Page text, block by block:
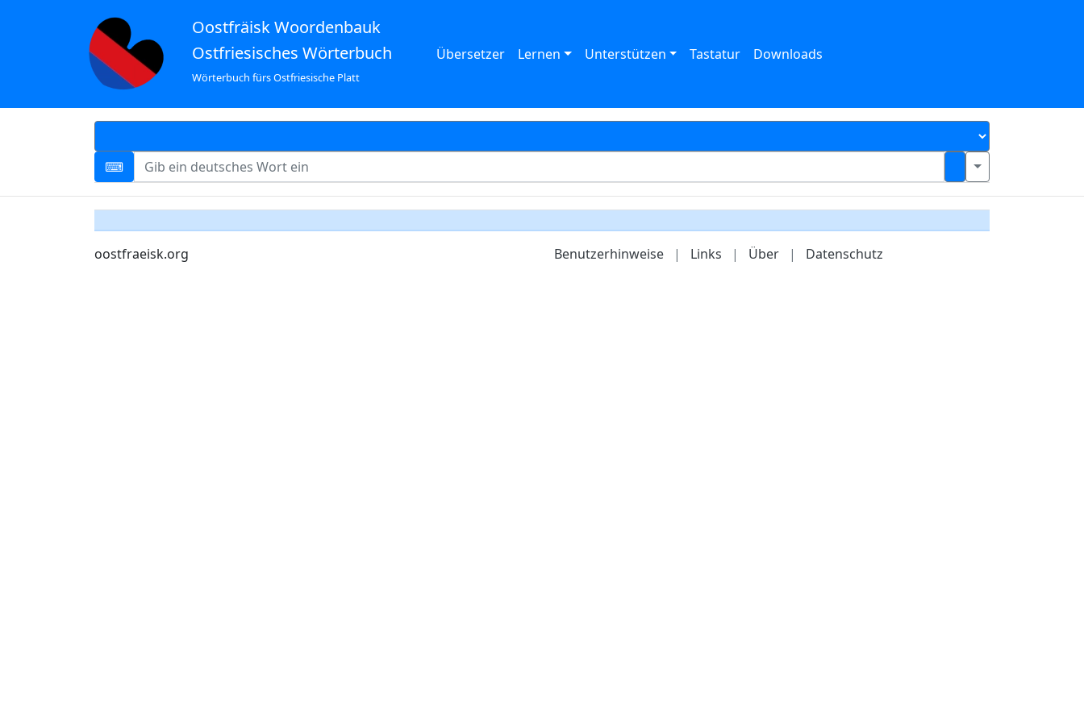
Oostfräisk Woordenbauk
Ostfriesisches Wörterbuch
Wörterbuch fürs Ostfriesische Platt
Übersetzer Lernen Unterstützen Tastatur Downloads
oostfraeisk.org Benutzerhinweise | Links | Über | Datenschutz